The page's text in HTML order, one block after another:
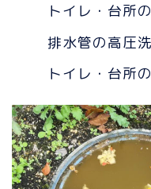
トイレ・台所
排水管の高圧
トイレ・台所